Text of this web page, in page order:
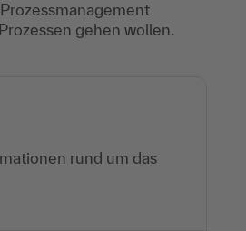
gehen wollen.
rund um das